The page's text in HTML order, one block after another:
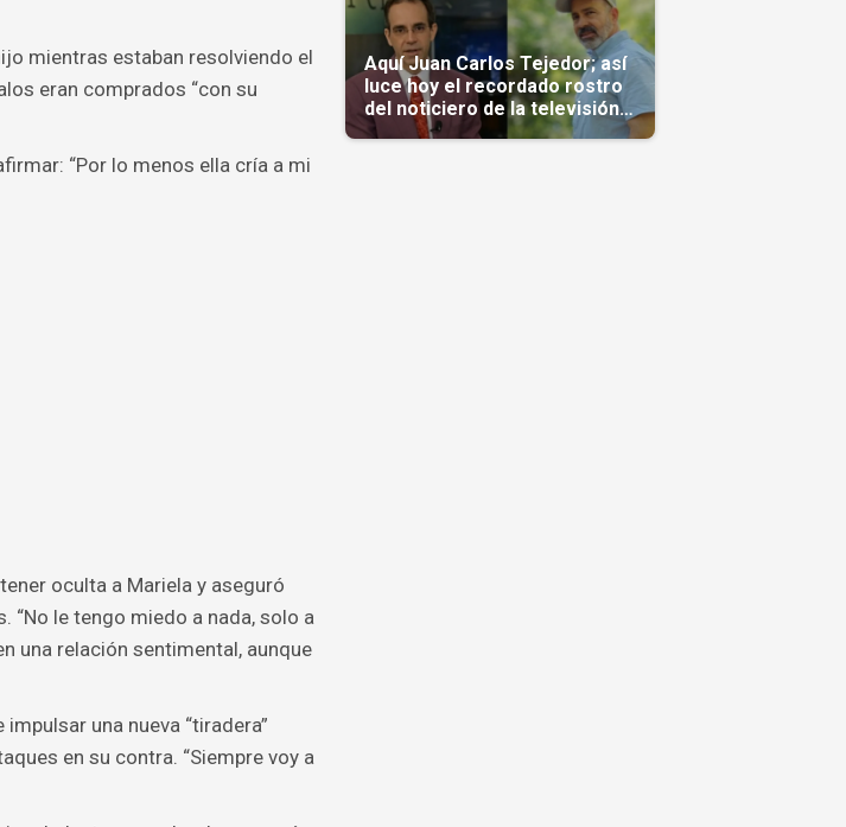
mientras estaban resolviendo el
eran comprados “con su
“Por lo menos ella cría a mi
oculta a Mariela y aseguró
“No le tengo miedo a nada, solo a
una relación sentimental, aunque
una nueva “tiradera”
en su contra. “Siempre voy a
Aquí Juan Carlos Tejedor; así
luce hoy el recordado rostro
del noticiero de la televisión
cubana